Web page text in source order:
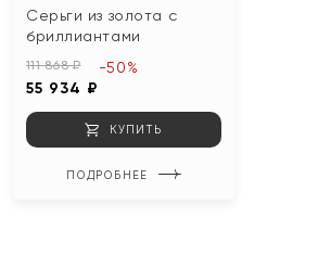
Серьги из золота с
бриллиантами
111 868 ₽
55 934 ₽
-50%
КУПИТЬ
ПОДРОБНЕЕ